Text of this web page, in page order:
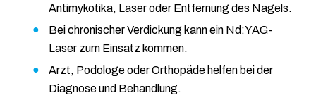
Antimykotika, Laser oder Entfernung des Nagels.
Bei chronischer Verdickung kann ein Nd:YAG-
Laser zum Einsatz kommen.
Arzt, Podologe oder Orthopäde helfen bei der
Diagnose und Behandlung.